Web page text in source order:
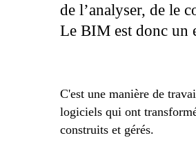
de l’analyser, de le
Le BIM est donc un
C'est une manière de
logiciels qui ont
construits et gérés.